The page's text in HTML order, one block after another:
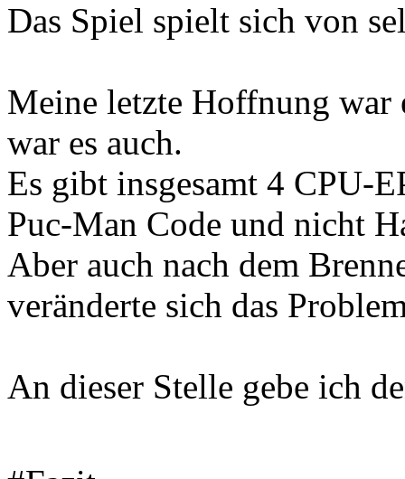
Das Spiel spielt sich von
Meine letzte Hoffnung war
war es auch.
Es gibt insgesamt 4 CPU-
Puc-Man Code und nicht
Aber auch nach dem
veränderte sich das
An dieser Stelle gebe ich